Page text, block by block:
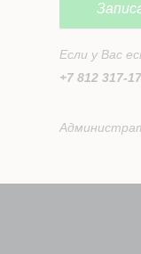
Если у Вас
+7 812 317-